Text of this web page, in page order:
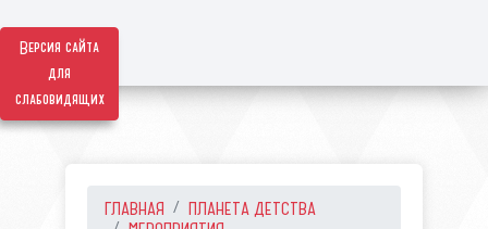
Версия сайта
для
слабовидящих
ГЛАВНАЯ
ПЛАНЕТА ДЕТСТВА